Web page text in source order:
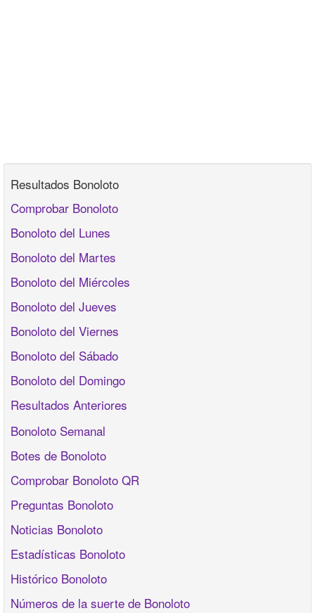
Resultados Bonoloto
Comprobar Bonoloto
Bonoloto del Lunes
Bonoloto del Martes
Bonoloto del Miércoles
Bonoloto del Jueves
Bonoloto del Viernes
Bonoloto del Sábado
Bonoloto del Domingo
Resultados Anteriores
Bonoloto Semanal
Botes de Bonoloto
Comprobar Bonoloto QR
Preguntas Bonoloto
Noticias Bonoloto
Estadísticas Bonoloto
Histórico Bonoloto
Números de la suerte de Bonoloto